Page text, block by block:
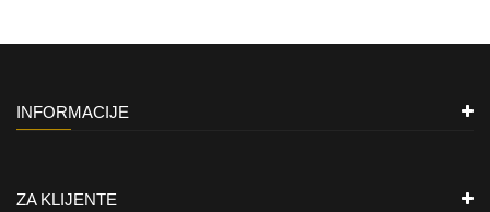
INFORMACIJE
ZA KLIJENTE